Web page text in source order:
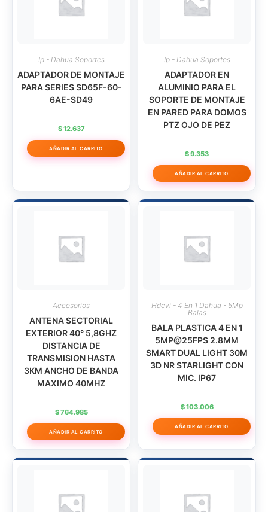
Ip - Dahua Soportes
ADAPTADOR DE MONTAJE
PARA SERIES SD65F-60-
6AE-SD49
$12.637
AÑADIR AL CARRITO
Ip - Dahua Soportes
ADAPTADOR EN
ALUMINIO PARA EL
SOPORTE DE MONTAJE
EN PARED PARA DOMOS
PTZ OJO DE PEZ
$9.353
AÑADIR AL CARRITO
Accesorios
ANTENA SECTORIAL
EXTERIOR 40° 5,8GHZ
DISTANCIA DE
TRANSMISION HASTA
3KM ANCHO DE BANDA
MAXIMO 40MHZ
$764.985
AÑADIR AL CARRITO
Hdcvi - 4 En 1 Dahua - 5Mp
Balas
BALA PLASTICA 4 EN 1
5MP@25FPS 2.8MM
SMART DUAL LIGHT 30M
3D NR STARLIGHT CON
MIC. IP67
$103.006
AÑADIR AL CARRITO